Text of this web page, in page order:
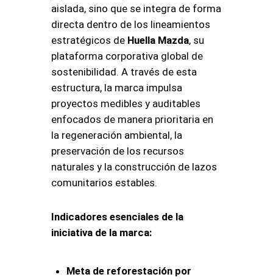
aislada, sino que se integra de forma
directa dentro de los lineamientos
estratégicos de Huella Mazda, su
plataforma corporativa global de
sostenibilidad. A través de esta
estructura, la marca impulsa
proyectos medibles y auditables
enfocados de manera prioritaria en
la regeneración ambiental, la
preservación de los recursos
naturales y la construcción de lazos
comunitarios estables.
Indicadores esenciales de la
iniciativa de la marca:
Meta de reforestación por